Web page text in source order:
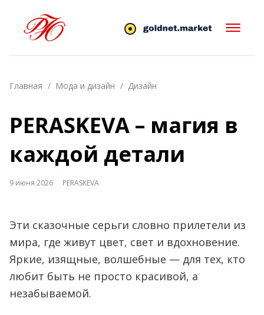
Главная Мода и дизайн Дизайн
PERASKEVA – магия в
каждой детали
9 июня 2026 PERASKEVA
Эти сказочные серьги словно прилетели из
мира, где живут цвет, свет и вдохновение.
Яркие, изящные, волшебные — для тех, кто
любит быть не просто красивой, а
незабываемой.